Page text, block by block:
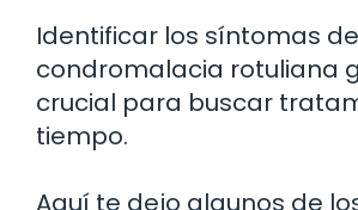
Identificar los síntomas
condromalacia rotuliana
crucial para buscar
tiempo.
Aquí te dejo algunos de